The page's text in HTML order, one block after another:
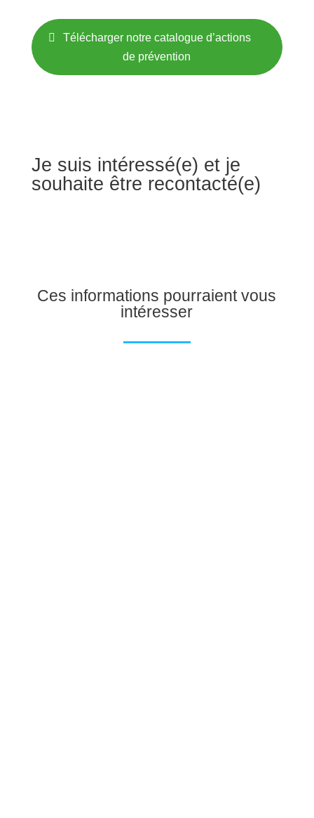
Télécharger notre catalogue d’actions
de prévention
Je suis intéressé(e) et je
souhaite être recontacté(e)
Ces informations pourraient vous
intéresser